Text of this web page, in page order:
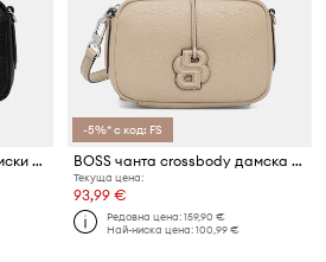
BOSS чанта crossbody дамски Anett BB Crossbody
-5%* с код: FS
BOSS чанта crossbody дамска Anett BB Crossbody
Текуща цена:
93,99 €
Редовна цена:159,90 €
Най-ниска цена:100,99 €